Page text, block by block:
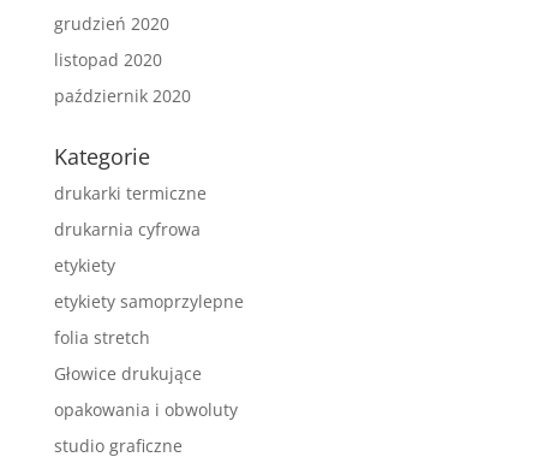
grudzień 2020
listopad 2020
październik 2020
Kategorie
drukarki termiczne
drukarnia cyfrowa
etykiety
etykiety samoprzylepne
folia stretch
Głowice drukujące
opakowania i obwoluty
studio graficzne